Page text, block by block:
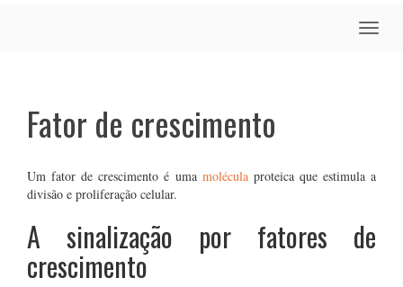
Toggle
Fator de crescimento
Um fator de crescimento é uma moléculaproteica que estimula a
divisão e proliferação celular.
A sinalização por fatores de
crescimento